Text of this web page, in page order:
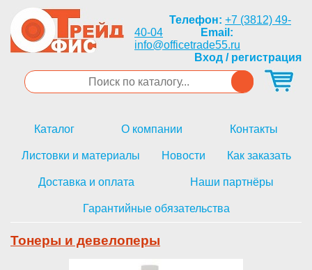
Телефон: +7 (3812) 49-
40-04
Email:
info@officetrade55.ru
Вход / регистрация
Каталог О компании Контакты
Листовки и материалы Новости Как заказать
Доставка и оплата Наши партнёры
Гарантийные обязательства
Тонеры и девелоперы